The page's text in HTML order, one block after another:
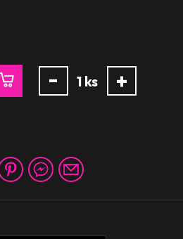
- 1 ks +